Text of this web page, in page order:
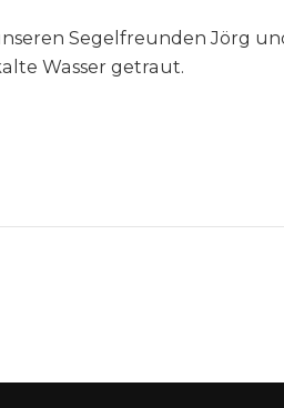
Segelfreunden Jörg
Wasser getraut.